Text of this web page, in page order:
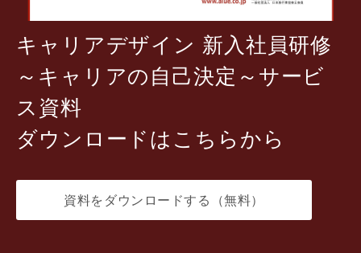
キャリアデザイン 新入社員研修
～キャリアの自己決定～サービ
ス資料
ダウンロードはこちらから
資料をダウンロードする（無料）